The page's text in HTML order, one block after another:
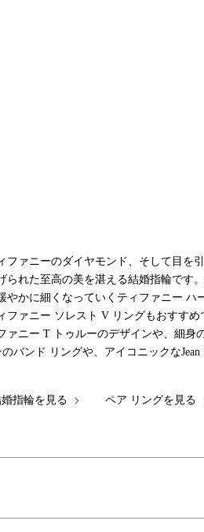
ァニーのダイヤモンド、そして目
られた至高の美を湛える結婚指輪で
やかに細くなっていくティファニー
ファニー ソレスト V リングもおすす
ァニー T トゥルーのデザインや、細
バンド リングや、アイコニックな
指輪を見る ペア リングを見る